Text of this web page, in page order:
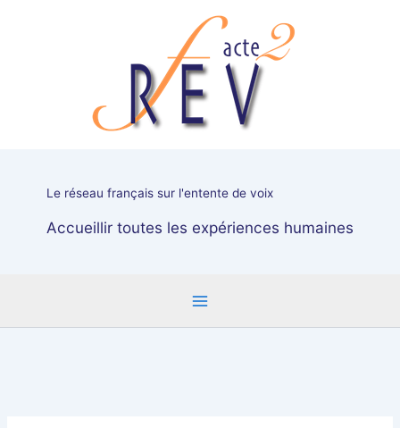
Le réseau français sur l'entente de voix
Accueillir toutes les expériences humaines
samedi
11